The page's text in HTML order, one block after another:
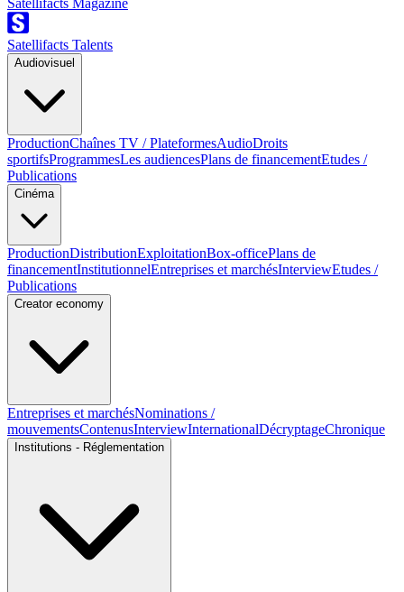
Satellifacts Magazine
Satellifacts Talents
Audiovisuel
ProductionChaînes TV / PlateformesAudioDroits
sportifsProgrammesLes audiencesPlans de financementEtudes /
Publications
Cinéma
ProductionDistributionExploitationBox-officePlans de
financementInstitutionnelEntreprises et marchésInterviewEtudes /
Publications
Creator economy
Entreprises et marchésNominations /
mouvementsContenusInterviewInternationalDécryptageChronique
Institutions - Réglementation